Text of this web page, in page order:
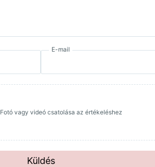
E-mail
Fotó vagy videó csatolása az értékeléshez
Küldés